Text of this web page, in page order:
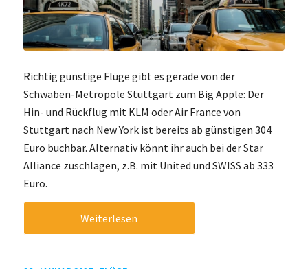
Richtig günstige Flüge gibt es gerade von der
Schwaben-Metropole Stuttgart zum Big Apple: Der
Hin- und Rückflug mit KLM oder Air France von
Stuttgart nach New York ist bereits ab günstigen 304
Euro buchbar. Alternativ könnt ihr auch bei der Star
Alliance zuschlagen, z.B. mit United und SWISS ab 333
Euro.
Weiterlesen